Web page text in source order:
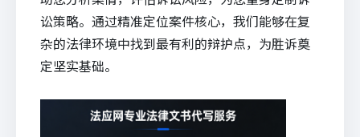
讼策略。通过精准定位案件核心，我们能够在复
杂的法律环境中找到最有利的辩护点，为胜诉奠
定坚实基础。